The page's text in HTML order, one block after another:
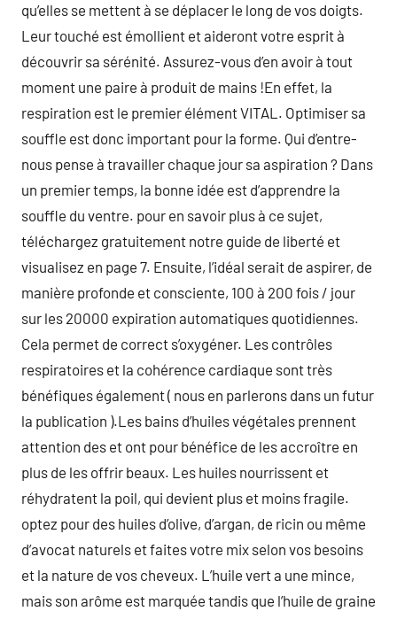
qu’elles se mettent à se déplacer le long de vos doigts.
Leur touché est émollient et aideront votre esprit à
découvrir sa sérénité. Assurez-vous d’en avoir à tout
moment une paire à produit de mains !En effet, la
respiration est le premier élément VITAL. Optimiser sa
souffle est donc important pour la forme. Qui d’entre-
nous pense à travailler chaque jour sa aspiration ? Dans
un premier temps, la bonne idée est d’apprendre la
souffle du ventre. pour en savoir plus à ce sujet,
téléchargez gratuitement notre guide de liberté et
visualisez en page 7. Ensuite, l’idéal serait de aspirer, de
manière profonde et consciente, 100 à 200 fois / jour
sur les 20000 expiration automatiques quotidiennes.
Cela permet de correct s’oxygéner. Les contrôles
respiratoires et la cohérence cardiaque sont très
bénéfiques également ( nous en parlerons dans un futur
la publication ).Les bains d’huiles végétales prennent
attention des et ont pour bénéfice de les accroître en
plus de les offrir beaux. Les huiles nourrissent et
réhydratent la poil, qui devient plus et moins fragile.
optez pour des huiles d’olive, d’argan, de ricin ou même
d’avocat naturels et faites votre mix selon vos besoins
et la nature de vos cheveux. L’huile vert a une mince,
mais son arôme est marquée tandis que l’huile de graine